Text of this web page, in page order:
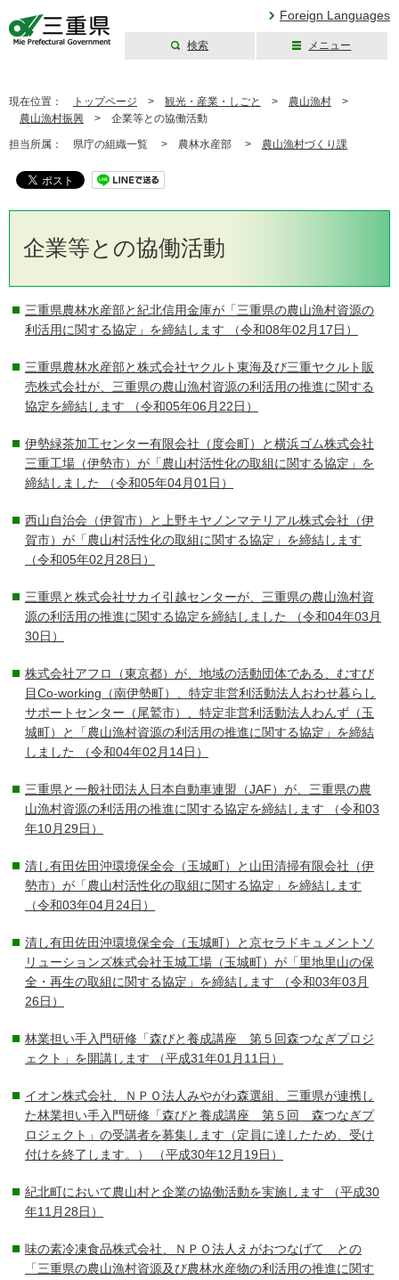
Foreign Languages
検索 メニュー
現在位置： トップページ > 観光・産業・しごと > 農山漁村 >
農山漁村振興 > 企業等との協働活動
担当所属： 県庁の組織一覧 > 農林水産部 > 農山漁村づくり課
企業等との協働活動
三重県農林水産部と紀北信用金庫が「三重県の農山漁村資源の
利活用に関する協定」を締結します （令和08年02月17日）
三重県農林水産部と株式会社ヤクルト東海及び三重ヤクルト販
売株式会社が、三重県の農山漁村資源の利活用の推進に関する
協定を締結します （令和05年06月22日）
伊勢緑茶加工センター有限会社（度会町）と横浜ゴム株式会社
三重工場（伊勢市）が「農山村活性化の取組に関する協定」を
締結しました
（令和05年04月01日）
西山自治会（伊賀市）と上野キヤノンマテリアル株式会社（伊
賀市）が「農山村活性化の取組に関する協定」を締結します
（令和05年02月28日）
三重県と株式会社サカイ引越センターが、三重県の農山漁村資
源の利活用の推進に関する協定を締結しました
（令和04年03月
30日）
株式会社アフロ（東京都）が、地域の活動団体である、むすび
目Co-working（南伊勢町）、特定非営利活動法人おわせ暮らし
サポートセンター（尾鷲市）、特定非営利活動法人わんず（玉
城町）と「農山漁村資源の利活用の推進に関する協定」を締結
しました
（令和04年02月14日）
三重県と一般社団法人日本自動車連盟（JAF）が、三重県の農
山漁村資源の利活用の推進に関する協定を締結します （令和03
年10月29日）
清し有田佐田沖環境保全会（玉城町）と山田清掃有限会社（伊
勢市）が「農山村活性化の取組に関する協定」を締結します
（令和03年04月24日）
清し有田佐田沖環境保全会（玉城町）と京セラドキュメントソ
リューションズ株式会社玉城工場（玉城町）が「里地里山の保
全・再生の取組に関する協定」を締結します （令和03年03月
26日）
林業担い手入門研修「森びと養成講座 第５回森つなぎプロジ
ェクト」を開講します （平成31年01月11日）
イオン株式会社、ＮＰＯ法人みやがわ森選組、三重県が連携し
た林業担い手入門研修「森びと養成講座 第５回 森つなぎプ
ロジェクト」の受講者を募集します（定員に達したため、受け
付けを終了します。）
（平成30年12月19日）
紀北町において農山村と企業の協働活動を実施します （平成30
年11月28日）
味の素冷凍食品株式会社、ＮＰＯ法人えがおつなげて との
「三重県の農山漁村資源及び農林水産物の利活用の推進に関す